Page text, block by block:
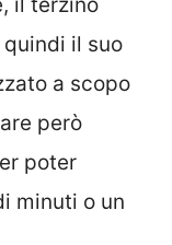
il suo
a scopo
però
poter
minuti o un